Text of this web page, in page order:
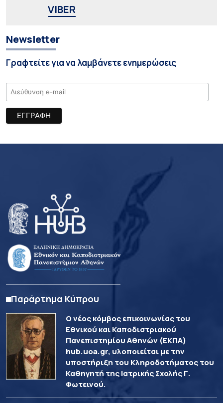
VIBER
Newsletter
Γραφτείτε για να λαμβάνετε ενημερώσεις
Παράρτημα Κύπρου
Ο νέος κόμβος επικοινωνίας του
Εθνικού και Καποδιστριακού
Πανεπιστημίου Αθηνών (ΕΚΠΑ)
hub.uoa.gr, υλοποιείται με την
υποστήριξη του Κληροδοτήματος του
Καθηγητή της Ιατρικής Σχολής Γ.
Φωτεινού.